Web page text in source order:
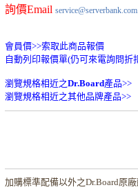
詢價Email
會員價>>索取此商品報價
自動列印報價單(仍可來電詢問折
瀏覽規格相近之Dr.Board產品>>
瀏覽規格相近之其他品牌產品>>
加購標準配備以外之Dr.Board原